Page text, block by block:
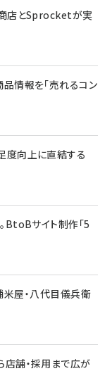
店とSprocketが実
情報を「売れるコン
度向上に直結する
BtoBサイト制作「5
屋・八代目儀兵衛
店舗・採用まで広が